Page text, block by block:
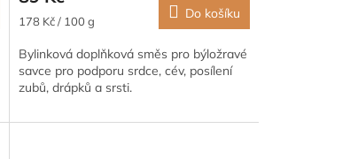
Měrná
178 Kč / 100 g Do košíku
Bylinková doplňková směs pro býložravé
savce pro podporu srdce, cév, posílení
zubů, drápků a srsti.